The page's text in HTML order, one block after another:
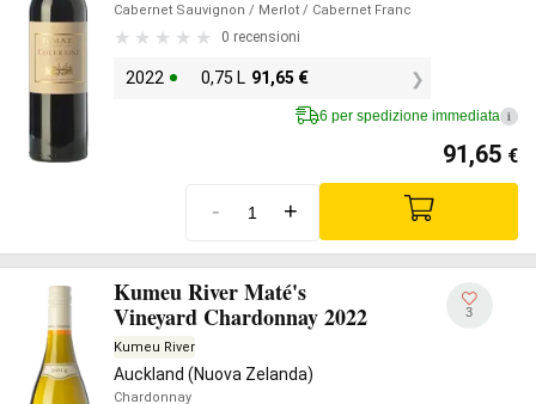
Cabernet Sauvignon / Merlot / Cabernet Franc
0 recensioni
2022 0,75 L 91,65 €
6 per spedizione immediata i
91,65 €
- +
Kumeu River Maté's
Vineyard Chardonnay 2022
Kumeu River
Auckland (Nuova Zelanda)
Chardonnay
3